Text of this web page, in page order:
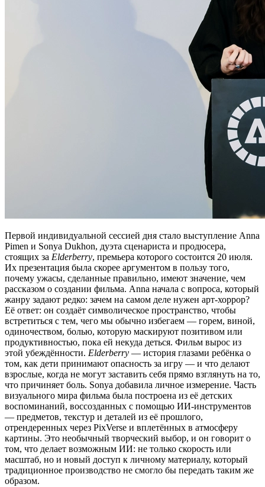
Первой индивидуальной сессией дня стало выступление Anna
Pimen и Sonya Dukhon, дуэта сценариста и продюсера,
стоящих за Elderberry, премьера которого состоится 20 июля.
Их презентация была скорее аргументом в пользу того,
почему ужасы, сделанные правильно, имеют значение, чем
рассказом о создании фильма. Anna начала с вопроса, который
жанру задают редко: зачем на самом деле нужен арт-хоррор?
Её ответ: он создаёт символическое пространство, чтобы
встретиться с тем, чего мы обычно избегаем — горем, виной,
одиночеством, болью, которую маскируют позитивом или
продуктивностью, пока ей некуда деться. Фильм вырос из
этой убеждённости. Elderberry — история глазами ребёнка о
том, как дети принимают опасность за игру — и что делают
взрослые, когда не могут заставить себя прямо взглянуть на то,
что причиняет боль. Sonya добавила личное измерение. Часть
визуального мира фильма была построена из её детских
воспоминаний, воссозданных с помощью ИИ-инструментов
— предметов, текстур и деталей из её прошлого,
отрендеренных через PixVerse и вплетённых в атмосферу
картины. Это необычный творческий выбор, и он говорит о
том, что делает возможным ИИ: не только скорость или
масштаб, но и новый доступ к личному материалу, который
традиционное производство не смогло бы передать таким же
образом.